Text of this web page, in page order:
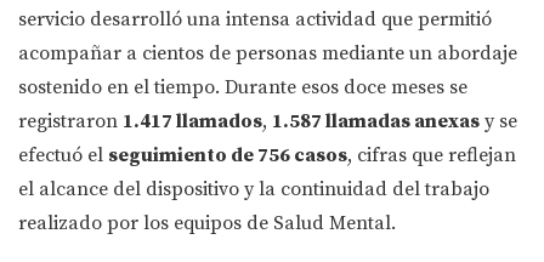
servicio desarrolló una intensa actividad que permitió
acompañar a cientos de personas mediante un abordaje
sostenido en el tiempo. Durante esos doce meses se
registraron 1.417 llamados, 1.587 llamadas anexas y se
efectuó el seguimiento de 756 casos, cifras que reflejan
el alcance del dispositivo y la continuidad del trabajo
realizado por los equipos de Salud Mental.